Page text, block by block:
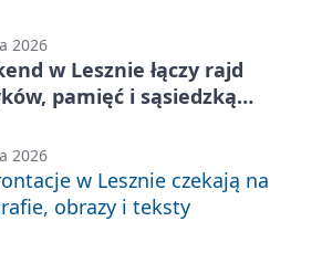
2026
w Lesznie łączy rajd
pamięć i sąsiedzką
2026
w Lesznie czekają na
obrazy i teksty